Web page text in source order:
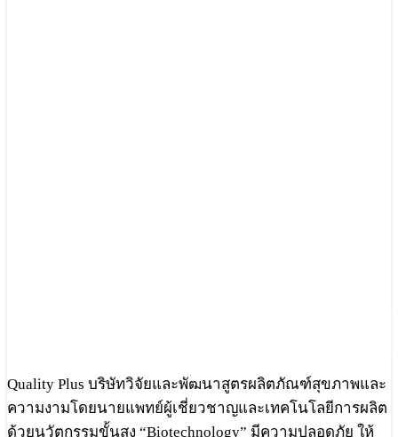
Quality Plus บริษัทวิจัยและพัฒนาสูตรผลิตภัณฑ์สุขภาพและ
ความงามโดยนายแพทย์ผู้เชี่ยวชาญและเทคโนโลยีการผลิต
ด้วยนวัตกรรมขั้นสูง “Biotechnology” มีความปลอดภัย ให้